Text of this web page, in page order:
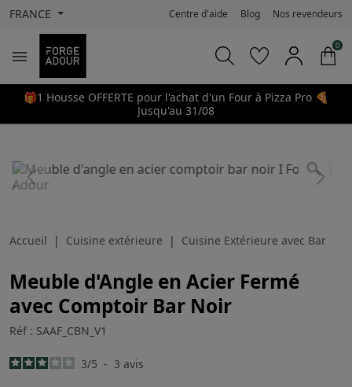
FRANCE Centre d'aide Blog Nos revendeurs

0
🎁1 Housse OFFERTE pour l'achat d'un Four à Pizza Pro 🍕
Jusqu'au 31/08
Previous Next
search
Accueil Cuisine extérieure Cuisine Extérieure avec Bar
Meuble d'Angle en Acier Fermé
avec Comptoir Bar Noir
Réf : SAAF_CBN_V1
3/5 - 3 avis